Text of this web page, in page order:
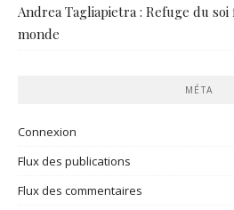
Andrea Tagliapietra : Refuge du
monde
MÉTA
Connexion
Flux des publications
Flux des commentaires